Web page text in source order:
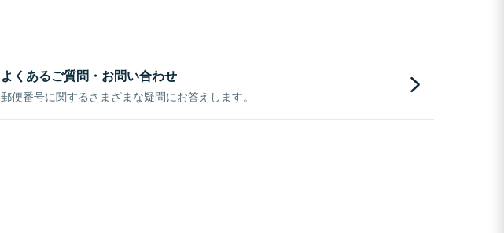
よくあるご質問・お問い合わせ
郵便番号に関するさまざまな疑問にお答えします。